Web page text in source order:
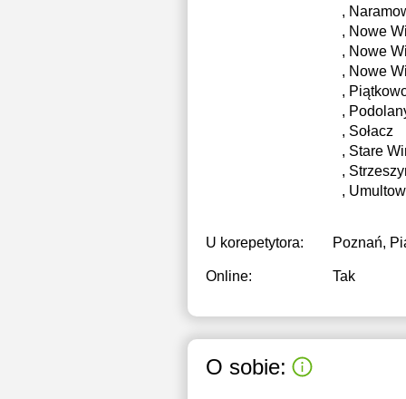
,
, Nowe
, Nowe
, Nowe
,
,
, Sołacz
, Stare
,
,
U korepetytora: Poznań,
Online: Tak
O sobie: